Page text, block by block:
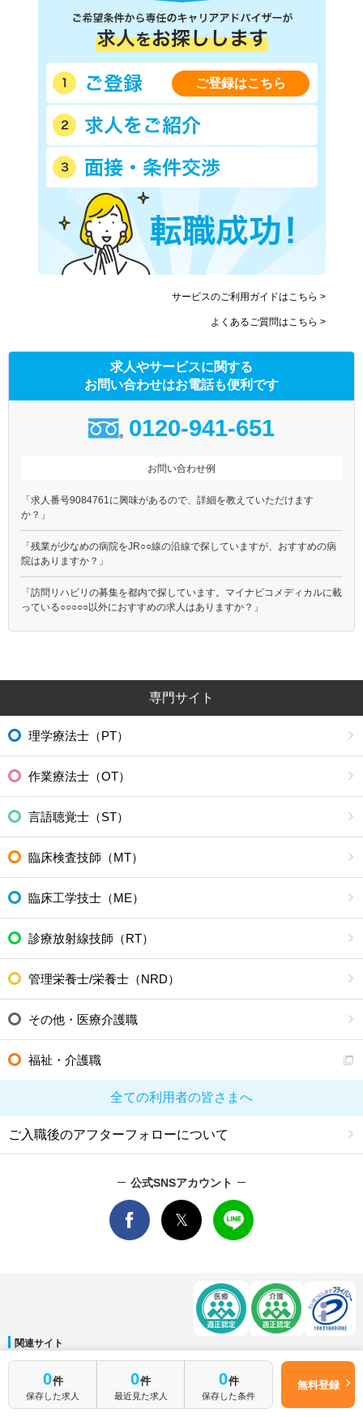
0件
保存した求人
0件
最近見た求人
0件
保存した条件
無料登録
ご登録はこちら
サービスのご利用ガイドはこちら >
よくあるご質問はこちら >
求人やサービスに関する
お問い合わせはお電話も便利です
0120-941-651
お問い合わせ例
「求人番号9084761に興味があるので、詳細を教えていただけます
か？」
「残業が少なめの病院をJR○○線の沿線で探していますが、おすすめの病
院はありますか？」
「訪問リハビリの募集を都内で探しています。マイナビコメディカルに載
っている○○○○○以外におすすめの求人はありますか？」
専門サイト
理学療法士（PT）
作業療法士（OT）
言語聴覚士（ST）
臨床検査技師（MT）
臨床工学技士（ME）
診療放射線技師（RT）
管理栄養士/栄養士（NRD）
その他・医療介護職
福祉・介護職
全ての利用者の皆さまへ
ご入職後のアフターフォローについて
公式SNSアカウント
関連サイト
マイナビDOCTOR│マイナビ看護師│マイナビ薬剤師│マイナビ保育士
運営会社
会社概要│ ご利用規約 個人情報保護方針 サイトマップ│お問い合わせ